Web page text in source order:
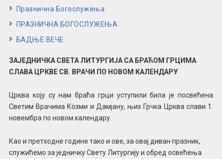
Празнична Богослужења
ПРАЗНИЧНА БОГОСЛУЖЕЊА
БАДЊЕ ВЕЧЕ
ЗАЈЕДНИЧКА СВЕТА ЛИТУРГИЈА СА БРАЋОМ ГРЦИМА
СЛАВА ЦРКВЕ СВ. ВРАЧИ ПО НОВОМ КАЛЕНДАРУ
Црква коју су нам браћа грци уступили била је посвећена
Светим Врачима Козми и Дамјану, њих Грчка Црква слави 1.
новембра по новом календару.
Као и претходне године тако и ове, за овај диван празник,
служићемо за једничку Свету Литургију и обред освећења